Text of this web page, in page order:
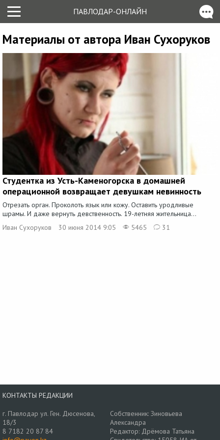
ПАВЛОДАР-ОНЛАЙН
Материалы от автора Иван Сухоруков
Студентка из Усть-Каменогорска в домашней
операционной возвращает девушкам невинность
Отрезать орган. Проколоть язык или кожу. Оставить уродливые
шрамы. И даже вернуть девственность. 19-летняя жительница...
Иван Сухоруков
30 июня 2014 9:05 5465 31
КОНТАКТЫ РЕДАКЦИИ
г. Павлодар ул. Ген. Дюсенова,
18/3
8 7182 20 87 84
Собственник: Зиновьева
Александра
Редактор: Дрёмова Татьяна